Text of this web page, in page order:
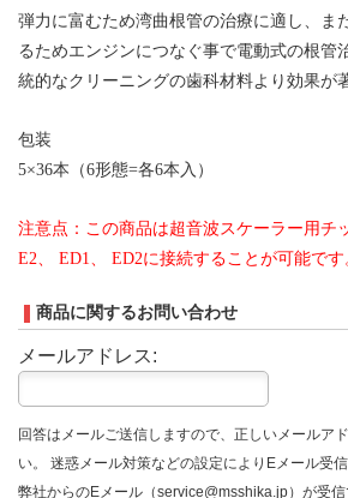
弾力に富むため湾曲根管の治療に適し、ま
るためエンジンにつなぐ事で電動式の根管
統的なクリーニングの歯科材料より効果が
包装
5×36本 （6形態=各6本入 ）
注意点：この商品は超音波スケーラー用チ
E2、 ED1、 ED2に接続することが可能です
商品に関するお問い合わせ
メールアドレス:
回答はメールご送信しますので、正しいメールア
い。 迷惑メール対策などの設定によりEメール受
弊社からのEメール（service@msshika.jp）が受